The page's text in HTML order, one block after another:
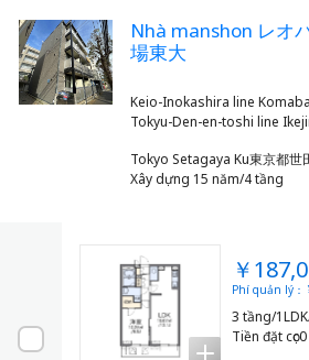
Nhà manshon レオ
場東大
Keio-Inokashira line
Tokyo Setagaya Ku東京都世
Xây dựng 15 năm/4 tầng
￥
Phí quản lý：
3 tầng/
Tiền đặt